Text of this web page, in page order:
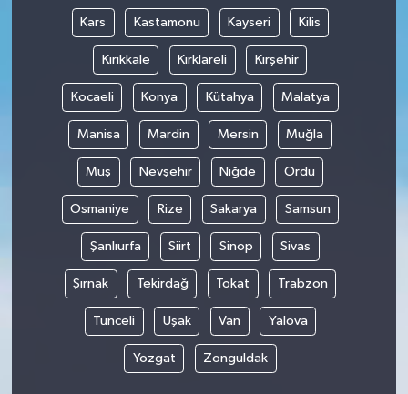
Kars Kastamonu Kayseri Kilis
Kırıkkale Kırklareli Kırşehir
Kocaeli Konya Kütahya Malatya
Manisa Mardin Mersin Muğla
Muş Nevşehir Niğde Ordu
Osmaniye Rize Sakarya Samsun
Şanlıurfa Siirt Sinop Sivas
Şırnak Tekirdağ Tokat Trabzon
Tunceli Uşak Van Yalova
Yozgat Zonguldak